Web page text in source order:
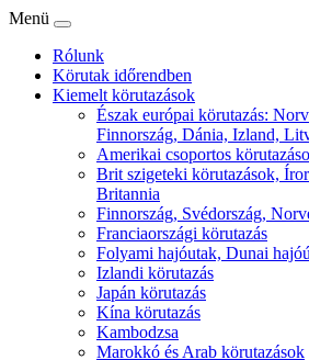
Menü
Rólunk
Körutak időrendben
Kiemelt körutazások
Észak európai körutazás:
Finnország, Dánia, Izland,
Amerikai csoportos
Brit szigeteki körutazások,
Britannia
Finnország, Svédország,
Franciaországi körutazás
Folyami hajóutak, Dunai
Izlandi körutazás
Japán körutazás
Kína körutazás
Kambodzsa
Marokkó és Arab körutazások